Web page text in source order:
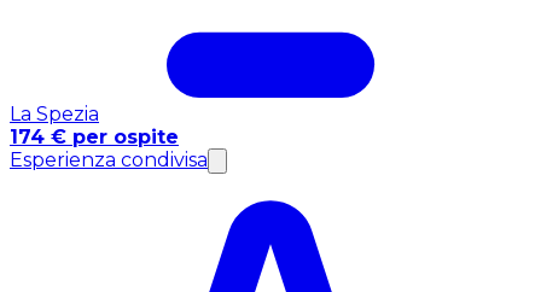
La Spezia
174 € per ospite
Esperienza condivisa